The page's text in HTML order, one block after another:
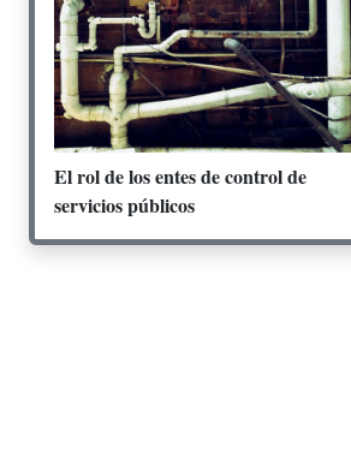
El rol de los entes de control de
servicios públicos